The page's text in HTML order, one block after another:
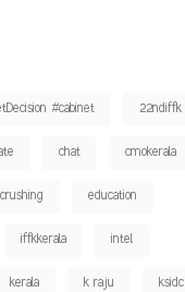
#cabinet 22ndiffk
chat cmokerala
crushing education
iffkkerala intel
kerala k raju ksidc